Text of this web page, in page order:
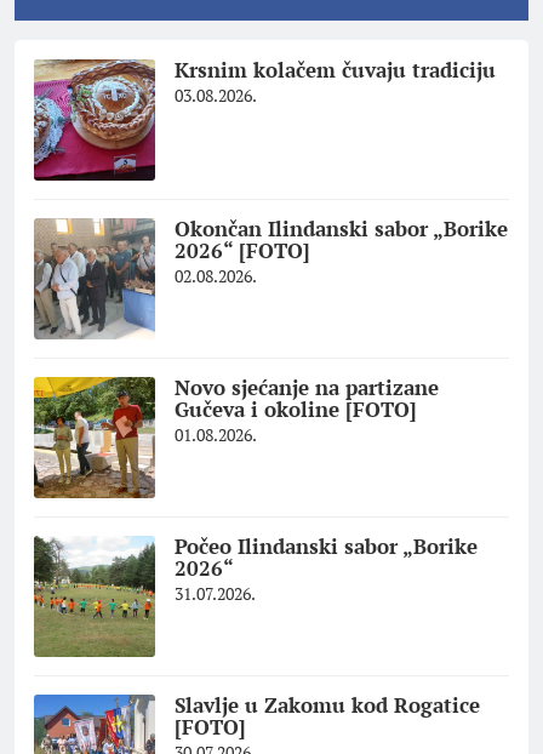
Krsnim kolačem čuvaju tradiciju
03.08.2026.
Okončan Ilindanski sabor „Borike
2026“ [FOTO]
02.08.2026.
Novo sjećanje na partizane
Gučeva i okoline [FOTO]
01.08.2026.
Počeo Ilindanski sabor „Borike
2026“
31.07.2026.
Slavlje u Zakomu kod Rogatice
[FOTO]